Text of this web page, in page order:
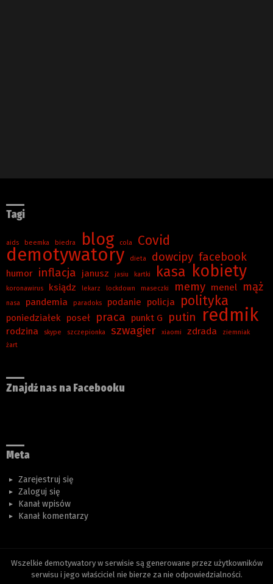
Tagi
aids beemka biedra blog cola Covid
demotywatory dieta dowcipy facebook
humor inflacja janusz jasiu kartki kasa kobiety
koronawirus ksiądz lekarz lockdown maseczki memy menel mąż
nasa pandemia paradoks podanie policja polityka
poniedziałek poseł praca punkt G putin redmik
rodzina skype szczepionka szwagier xiaomi zdrada
ziemniak
żart
Znajdź nas na Facebooku
Meta
Zarejestruj się
Zaloguj się
Kanał wpisów
Kanał komentarzy
Wszelkie demotywatory w serwisie są generowane przez użytkowników
serwisu i jego właściciel nie bierze za nie odpowiedzialności.